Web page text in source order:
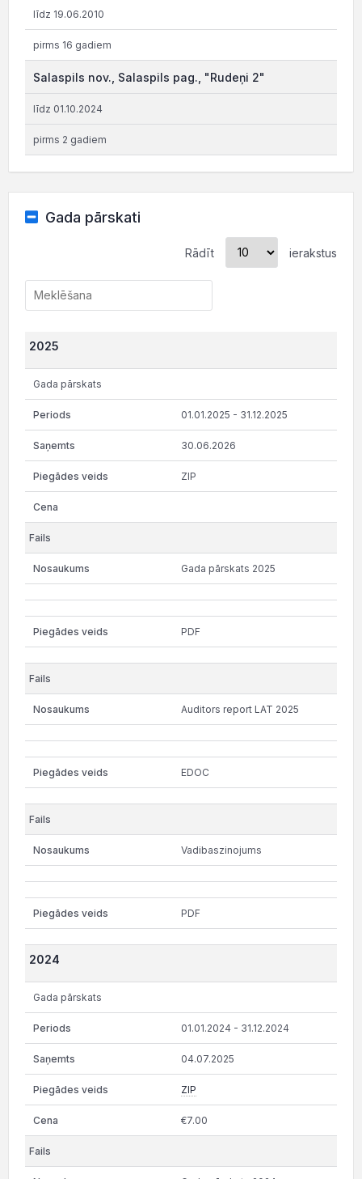
līdz 19.06.2010
pirms 16 gadiem
Salaspils nov., Salaspils pag., "Rudeņi 2"
līdz 01.10.2024
pirms 2 gadiem
Gada pārskati
Rādīt ierakstus
2025
Gada pārskats
01.01.2025 - 31.12.2025
30.06.2026
ZIP
Gada pārskats 2025
PDF
Auditors report LAT 2025
EDOC
Vadibaszinojums
PDF
2024
Gada pārskats
01.01.2024 - 31.12.2024
04.07.2025
ZIP
€7.00